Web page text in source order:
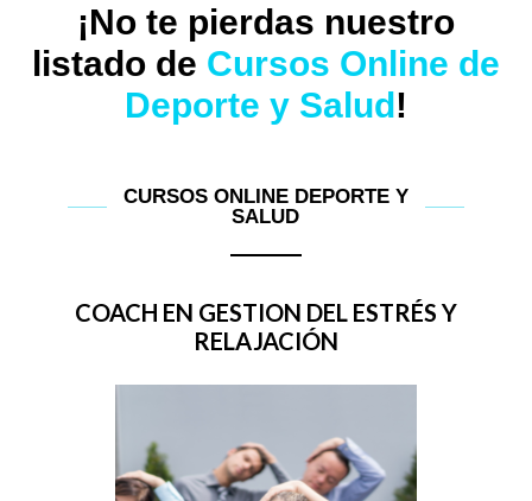
¡No te pierdas nuestro
listado de Cursos Online de
Deporte y Salud!
CURSOS ONLINE DEPORTE Y
SALUD
COACH EN GESTION DEL ESTRÉS Y
RELAJACIÓN